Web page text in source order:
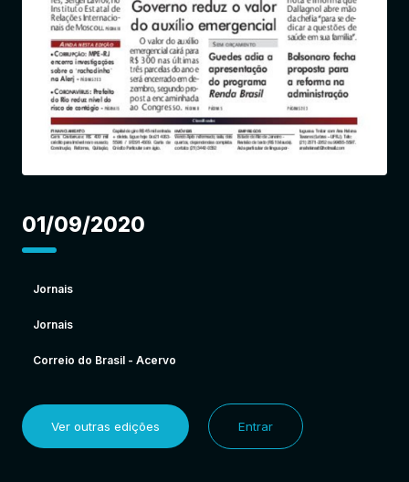
01/09/2020
Jornais
Jornais
Correio do Brasil - Acervo
Ver outras edições Entrar